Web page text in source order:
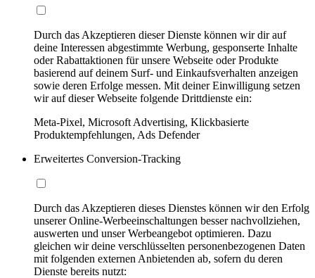
Durch das Akzeptieren dieser Dienste können wir dir auf
deine Interessen abgestimmte Werbung, gesponserte Inhalte
oder Rabattaktionen für unsere Webseite oder Produkte
basierend auf deinem Surf- und Einkaufsverhalten anzeigen
sowie deren Erfolge messen. Mit deiner Einwilligung setzen
wir auf dieser Webseite folgende Drittdienste ein:
Meta-Pixel, Microsoft Advertising, Klickbasierte
Produktempfehlungen, Ads Defender
Erweitertes Conversion-Tracking
Durch das Akzeptieren dieses Dienstes können wir den Erfolg
unserer Online-Werbeeinschaltungen besser nachvollziehen,
auswerten und unser Werbeangebot optimieren. Dazu
gleichen wir deine verschlüsselten personenbezogenen Daten
mit folgenden externen Anbietenden ab, sofern du deren
Dienste bereits nutzt: